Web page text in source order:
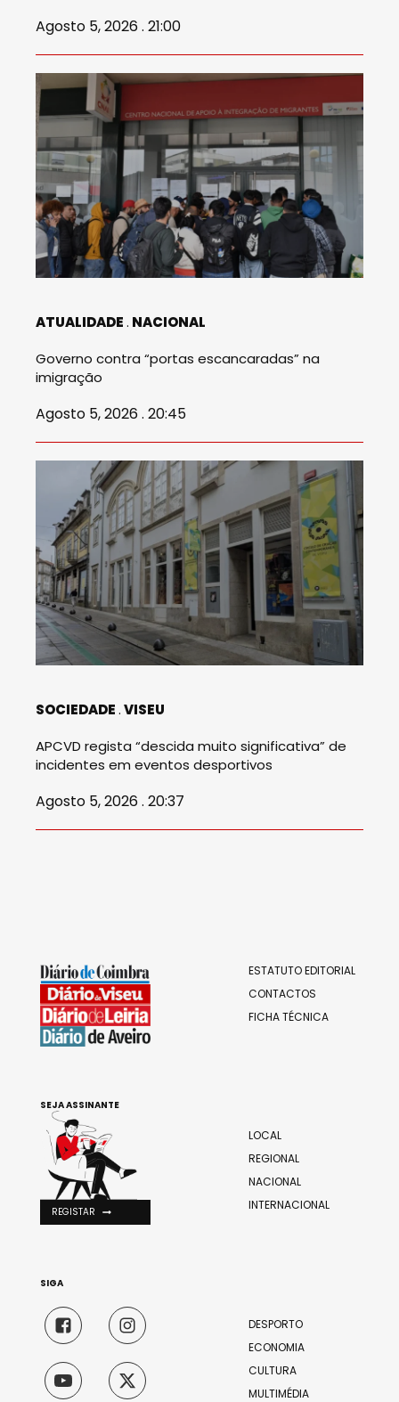
Agosto 5, 2026 . 21:00
ATUALIDADE NACIONAL
Governo contra “portas escancaradas” na
imigração
Agosto 5, 2026 . 20:45
SOCIEDADE VISEU
APCVD regista “descida muito significativa” de
incidentes em eventos desportivos
Agosto 5, 2026 . 20:37
ESTATUTO EDITORIAL
CONTACTOS
FICHA TÉCNICA
LOCAL
REGIONAL
NACIONAL
INTERNACIONAL
DESPORTO
ECONOMIA
CULTURA
MULTIMÉDIA
SEJA ASSINANTE
REGISTAR
SIGA